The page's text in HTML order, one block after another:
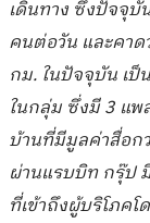
เดินทาง ซึ่งปัจจุบั
คนต่อวัน และคาด
กม. ในปัจจุบัน เป็
ในกลุ่ม ซึ่งมี 3 แ
บ้านที่มีมูลค่าสื่อก
ผ่านแรบบิท กรุ๊ป
ที่เข้าถึงผู้บริโภค